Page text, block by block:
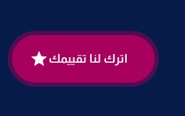
اترك لنا تقييمك